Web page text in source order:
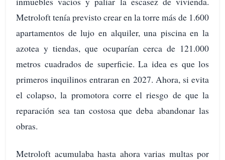
Metroloft tenía previsto crear en la torre más de 1.600
apartamentos de lujo en alquiler, una piscina en la
azotea y tiendas, que ocuparían cerca de 121.000
metros cuadrados de superficie. La idea es que los
primeros inquilinos entraran en 2027. Ahora, si evita
el colapso, la promotora corre el riesgo de que la
reparación sea tan costosa que deba abandonar las
obras.
Metroloft acumulaba hasta ahora varias multas por